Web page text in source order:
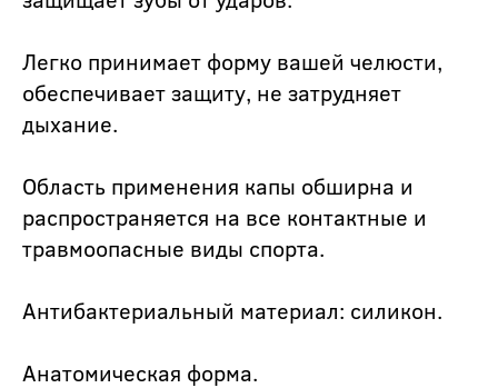
Легко принимает форму вашей челюсти,
обеспечивает защиту, не затрудняет
дыхание.
Область применения капы обширна и
распространяется на все контактные и
травмоопасные виды спорта.
Антибактериальный материал: силикон.
Анатомическая форма.